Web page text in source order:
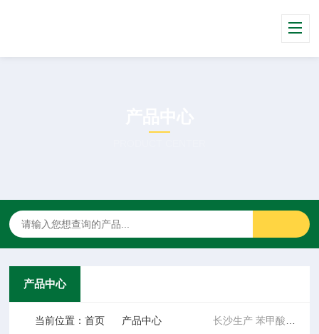
产品中心
当前位置：首页 产品中心 长沙生产 苯甲酸厂商